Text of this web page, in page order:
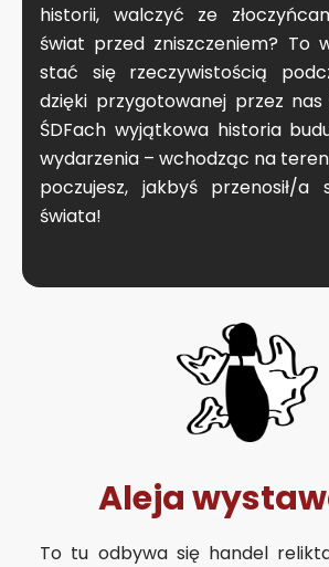
historii, walczyć ze
świat przed zniszczeniem? To
stać się rzeczywistością
dzięki przygotowanej przez
ŚDFach wyjątkowa historia
wydarzenia – wchodząc na teren
poczujesz, jakbyś przenosił/
świata!
Aleja
To tu odbywa się handel